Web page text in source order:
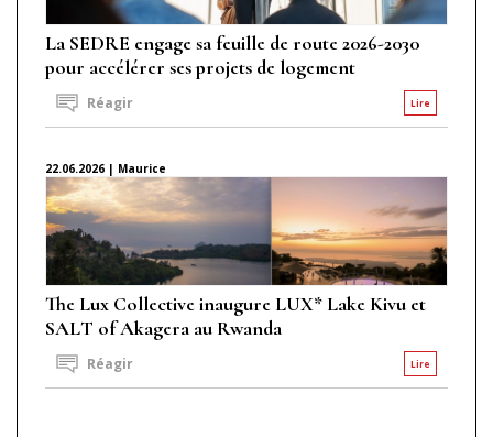
La SEDRE engage sa feuille de route 2026-2030
pour accélérer ses projets de logement
Lire
Réagir
22.06.2026 | Maurice
The Lux Collective inaugure LUX* Lake Kivu et
SALT of Akagera au Rwanda
Lire
Réagir